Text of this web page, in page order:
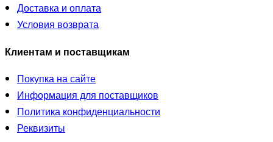
Доставка и оплата
Условия возврата
Клиентам и поставщикам
Покупка на сайте
Информация для поставщиков
Политика конфиденциальности
Реквизиты